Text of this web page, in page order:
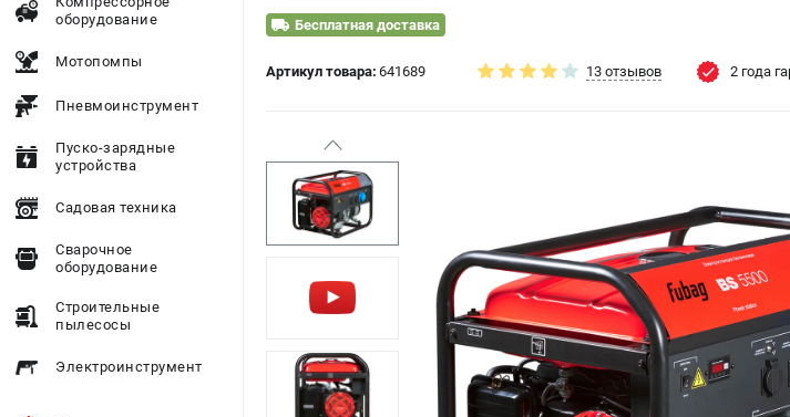
оборудование
Мотопомпы
Пневмоинструмент
Пуско-зарядные
устройства
Садовая техника
Сварочное
оборудование
Строительные
пылесосы
Электроинструмент
Бесплатная доставка
Артикул товара: 641689 13 отзывов 2 года